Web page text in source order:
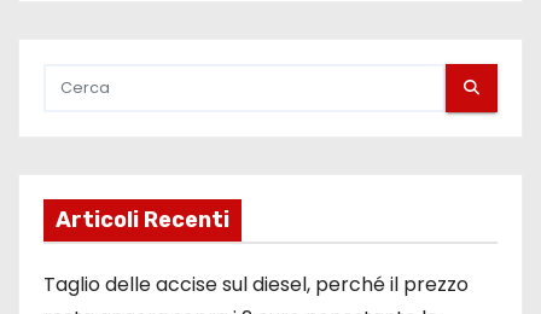
Articoli Recenti
Taglio delle accise sul diesel, perché il prezzo